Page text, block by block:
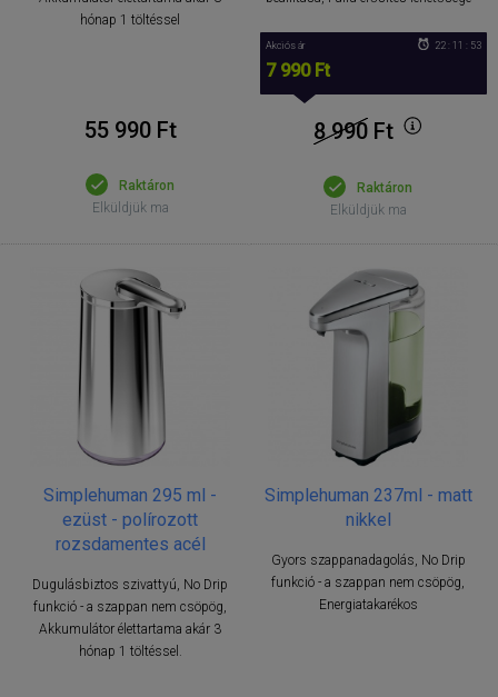
hónap 1 töltéssel
55 990 Ft
Raktáron
Elküldjük ma
Akciós ár
7 990 Ft
22 : 11 : 53
8 990 Ft
Raktáron
Elküldjük ma
Simplehuman 295 ml -
ezüst - polírozott
rozsdamentes acél
Dugulásbiztos szivattyú, No Drip
funkció - a szappan nem csöpög,
Akkumulátor élettartama akár 3
hónap 1 töltéssel.
Simplehuman 237ml - matt
nikkel
Gyors szappanadagolás, No Drip
funkció - a szappan nem csöpög,
Energiatakarékos